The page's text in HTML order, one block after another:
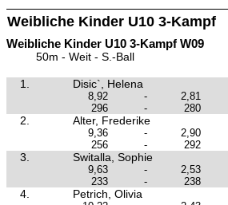
Weibliche Kinder U10 3-Kampf
Weibliche Kinder U10 3-Kampf W09
50m - Weit - S.-Ball
1. Disic`, Helena
8,92 - 2,81
296
- 280
2. Alter, Frederike
9,36 - 2,90
256
- 292
3. Switalla, Sophie
9,63 - 2,53
233
- 238
4. Petrich, Olivia